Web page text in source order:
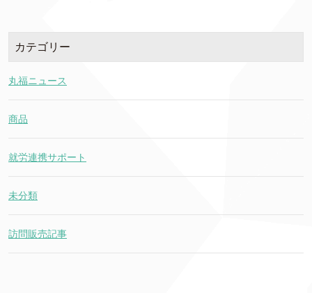
カテゴリー
丸福ニュース
商品
就労連携サポート
未分類
訪問販売記事